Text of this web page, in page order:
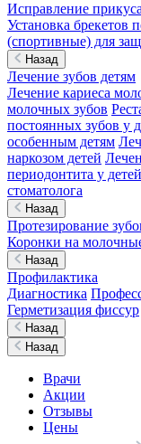
Исправление
Установка брекетов
(спортивные) для
Назад
Лечение зубов детям
Лечение кариеса
молочных зубов
постоянных зубов у
особенным детям
наркозом детей
периодонтита у детей
стоматолога
Назад
Протезирование
Коронки на
Назад
Профилактика
Диагностика
Герметизация фиссур
Назад
Назад
Врачи
Акции
Отзывы
Цены